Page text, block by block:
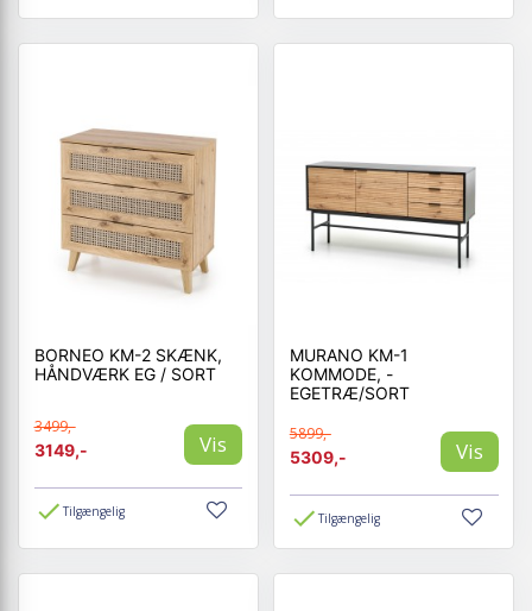
BORNEO KM-2 SKÆNK,
HÅNDVÆRK EG / SORT
3499,-
3149,-
Vis
Tilgængelig
MURANO KM-1
KOMMODE, -
EGETRÆ/SORT
5899,-
5309,-
Vis
Tilgængelig